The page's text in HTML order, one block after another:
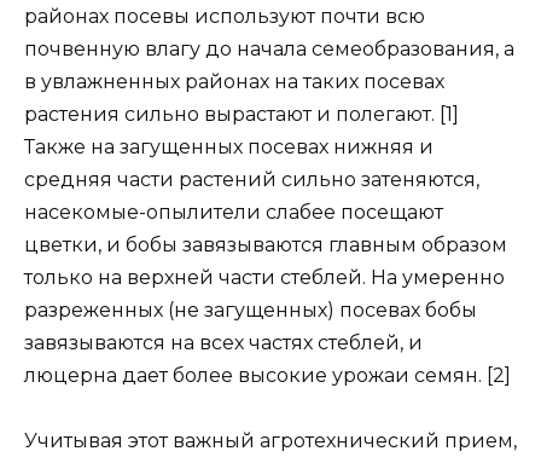
районах посевы используют почти всю
почвенную влагу до начала семеобразования, а
в увлажненных районах на таких посевах
растения сильно вырастают и полегают. [1]
Также на загущенных посевах нижняя и
средняя части растений сильно затеняются,
насекомые-опылители слабее посещают
цветки, и бобы завязываются главным образом
только на верхней части стеблей. На умеренно
разреженных (не загущенных) посевах бобы
завязываются на всех частях стеблей, и
люцерна дает более высокие урожаи семян. [2]
Учитывая этот важный агротехнический прием,